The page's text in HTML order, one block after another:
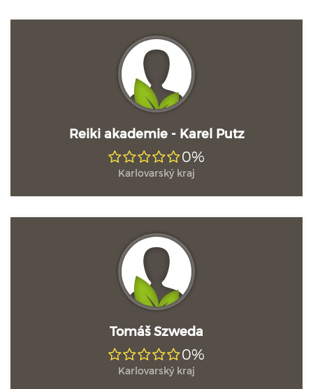
Reiki akademie - Karel Putz
0%
Karlovarský kraj
Tomáš Szweda
0%
Karlovarský kraj